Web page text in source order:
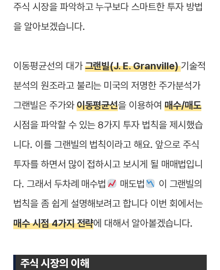
주식 시장을 파악하고 누구보다 스마트한 투자 방법
을 알아보겠습니다.
이동평균선의 대가그랜빌(J. E. Granville)기술적
분석의 원조라고 불리는 미국의 저명한 주가분석가
그랜빌은 주가와이동평균선을 이용하여 매수/매도
시점을 파악할 수 있는 8가지 투자 법칙을 제시했습
니다. 이를 그랜빌의 법칙이라고 해요. 앞으로 주식
투자를 하면서 많이 접하시고 보시게 될 매매법입니
다. 그래서 두차례 매수법
매도법
이 그랜빌의
법칙을 좀 쉽게 설명해보려고 합니다 이번 회에서는
매수 시점 4가지 전략에 대해서 알아볼겠습니다.
주식 시장의 이해